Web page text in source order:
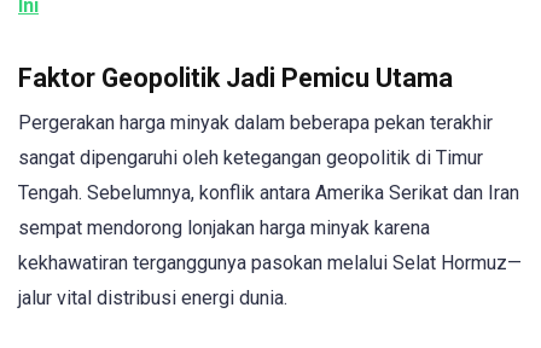
Ini
Faktor Geopolitik Jadi Pemicu Utama
Pergerakan harga minyak dalam beberapa pekan terakhir
sangat dipengaruhi oleh ketegangan geopolitik di Timur
Tengah. Sebelumnya, konflik antara Amerika Serikat dan Iran
sempat mendorong lonjakan harga minyak karena
kekhawatiran terganggunya pasokan melalui Selat Hormuz—
jalur vital distribusi energi dunia.